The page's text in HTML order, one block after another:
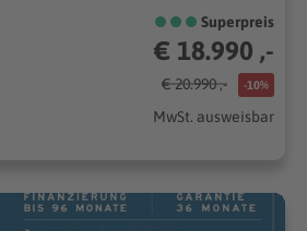
Superpreis
€ 18.990 ,-
€ 20.990 ,- -10%
MwSt. ausweisbar